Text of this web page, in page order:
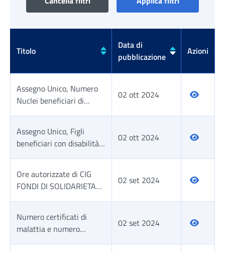
Titolo
Data di
pubblicazione
Azioni
Assegno Unico, Numero
Nuclei beneficiari di
almeno una mensilità di
riferimento (AUU a
domanda - esclusi
beneficiari RdC)
02 ott 2024
Assegno Unico, Figli
beneficiari con disabilità
di almeno una
anno di riferimento (AUU
a domanda - esclusi
beneficiari RdC)
02 ott 2024
Ore autorizzate di CIG
FONDI DI SOLIDARIETA
per regione e ramo
mensile. Anno 2023-
2024
02 set 2024
Numero certificati di
malattia e numero
beneficiari divisi per
02 set 2024